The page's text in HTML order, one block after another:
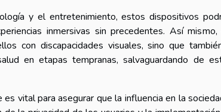
y el entretenimiento, estos dispositivos
inmersivas sin precedentes. Así
con discapacidades visuales, sino que
en etapas tempranas, salvaguardando de
vital para asegurar que la influencia en la